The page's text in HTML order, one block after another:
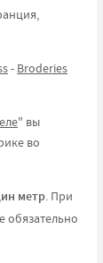
- Broderies
" вы
во
метр. При
обязательно